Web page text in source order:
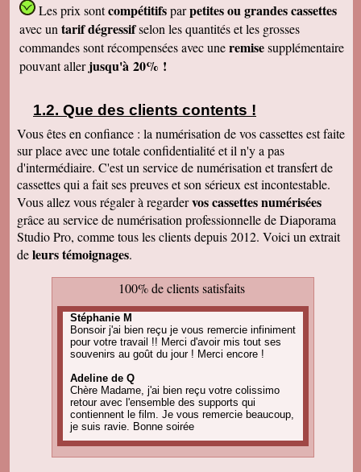
Les prix sontcompétitifsparpetitesou grandes cassettes
avec un tarif dégressifselon les quantités et les grosses
commandes sont récompensées avec uneremisesupplémentaire
pouvant allerjusqu'à 20% !
Que des clients contents !
Vous êtes en confiance : la numérisation de vos cassettes est faite
sur place avec une totale confidentialité et il n'y a pas
d'intermédiaire. C'est un service de numérisation et transfert de
cassettes qui a fait ses preuves et son sérieux est incontestable.
Vous allez vous régaler à regardervos cassettes numérisées
grâce au service de numérisation professionnelle de Diaporama
Studio Pro, comme tous les clients depuis 2012. Voici un extrait
deleurs témoignages.
100% de clients satisfaits
Stéphanie M
Bonsoir j'ai bien reçu je vous remercie infiniment
pour votre travail !! Merci d'avoir mis tout ses
souvenirs au goût du jour ! Merci encore !
Adeline de Q
Chère Madame, j'ai bien reçu votre colissimo
retour avec l'ensemble des supports qui
contiennent le film. Je vous remercie beaucoup,
je suis ravie. Bonne soirée